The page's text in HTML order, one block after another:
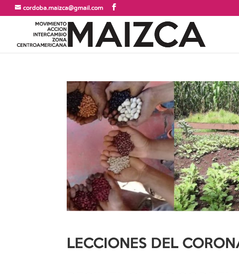
cordoba.maizca@gmail.com
LECCIONES DEL